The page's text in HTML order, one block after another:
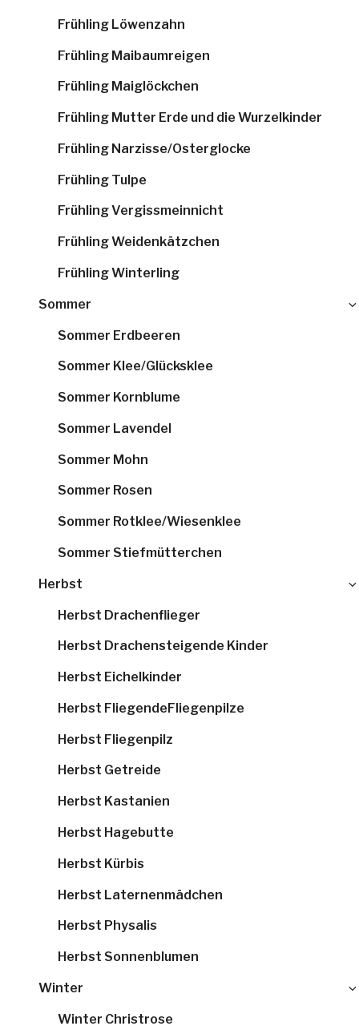
Frühling Löwenzahn
Frühling Maibaumreigen
Frühling Maiglöckchen
Frühling Mutter Erde und die Wurzelkinder
Frühling Narzisse/Osterglocke
Frühling Tulpe
Frühling Vergissmeinnicht
Frühling Weidenkätzchen
Frühling Winterling
Sommer
Sommer Erdbeeren
Sommer Klee/Glücksklee
Sommer Kornblume
Sommer Lavendel
Sommer Mohn
Sommer Rosen
Sommer Rotklee/Wiesenklee
Sommer Stiefmütterchen
Herbst
Herbst Drachenflieger
Herbst Drachensteigende Kinder
Herbst Eichelkinder
Herbst FliegendeFliegenpilze
Herbst Fliegenpilz
Herbst Getreide
Herbst Kastanien
Herbst Hagebutte
Herbst Kürbis
Herbst Laternenmädchen
Herbst Physalis
Herbst Sonnenblumen
Winter
Winter Christrose